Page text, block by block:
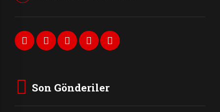
Son Gönderiler